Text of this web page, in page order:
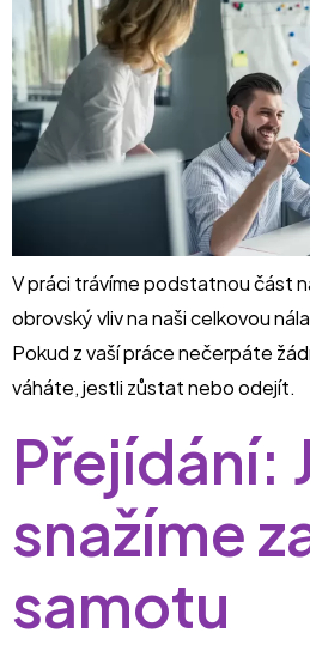
V práci trávíme podstatnou část
obrovský vliv na naši celkovou
Pokud z vaší práce nečerpáte
váháte, jestli zůstat nebo odejít.
Přejídání:
snažíme
samotu